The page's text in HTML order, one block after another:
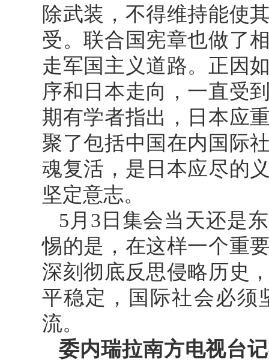
除武装，不得维持能使
受。联合国宪章也做了
走军国主义道路。正因
序和日本走向，一直受
期有学者指出，日本应
聚了包括中国在内国际
魂复活，是日本应尽的
坚定意志。
5月3日集会当天还是
惕的是，在这样一个重
深刻彻底反思侵略历史
平稳定，国际社会必须
流。
委内瑞拉南方电视台